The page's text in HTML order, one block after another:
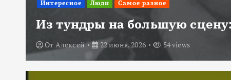
Интересное Люди Самое разное
Из тундры на большую
От Алексей 22 июня, 2026 54 views